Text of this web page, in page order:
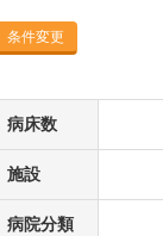
条件変更
病床数
施設
病院分類